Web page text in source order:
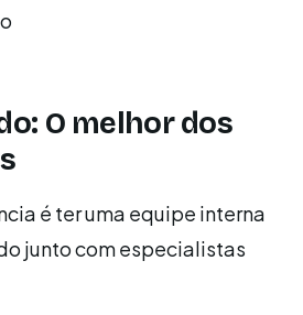
O melhor dos
é ter uma equipe interna
junto com especialistas